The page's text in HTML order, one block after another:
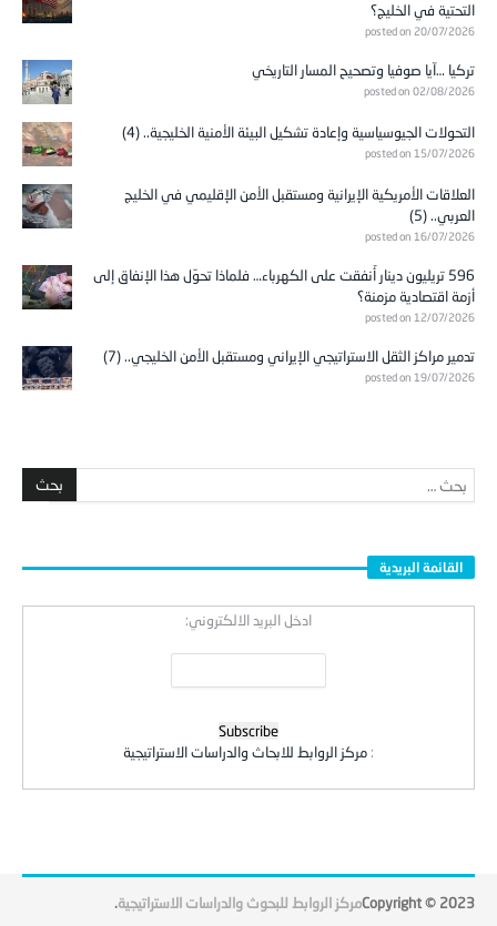
التحتية في الخليج؟
posted on 20/07/2026
تركيا …آيا صوفيا وتصحيح المسار التاريخي
posted on 02/08/2026
التحولات الجيوسياسية وإعادة تشكيل البيئة الأمنية الخليجية.. (4)
posted on 15/07/2026
العلاقات الأمريكية الإيرانية ومستقبل الأمن الإقليمي في الخليج
العربي.. (5)
posted on 16/07/2026
596 تريليون دينار أُنفقت على الكهرباء… فلماذا تحوّل هذا الإنفاق إلى
أزمة اقتصادية مزمنة؟
posted on 12/07/2026
تدمير مراكز الثقل الاستراتيجي الإيراني ومستقبل الأمن الخليجي.. (7)
posted on 19/07/2026
القائمة البريدية
ادخل البريد الالكتروني:
: مركز الروابط للابحاث والدراسات الاستراتيجية
Copyright © 2023مركز الروابط للبحوث والدراسات الاستراتيجية.